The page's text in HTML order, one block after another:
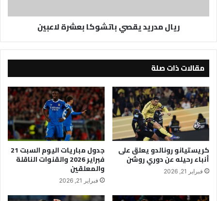
ريال مدريد يقصي باتشوكا بعشرة لاعبين
مقالات ذات صلة
كريستيانو رونالدو يعلق على
أنباء رحيله عن دوري روشن
فبراير 21, 2026
جدول مباريات اليوم السبت 21
فبراير 2026 والقنوات الناقلة
والمعلقين
فبراير 21, 2026